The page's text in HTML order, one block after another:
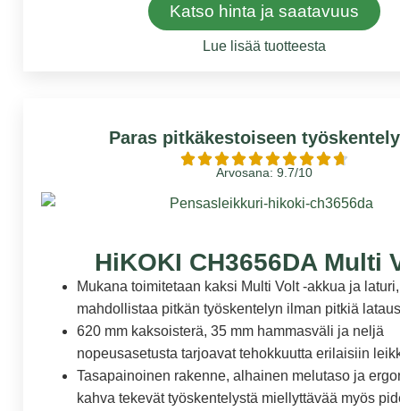
Katso hinta ja saatavuus
Lue lisää tuotteesta
Paras pitkäkestoiseen
Arvosana: 9.7/10
HiKOKI CH3656DA Multi
Mukana toimitetaan kaksi Multi Volt -akkua ja
mahdollistaa pitkän työskentelyn ilman pitkiä
620 mm kaksoisterä, 35 mm hammasväli ja neljä
nopeusasetusta tarjoavat tehokkuutta erilaisiin
Tasapainoinen rakenne, alhainen melutaso ja
kahva tekevät työskentelystä miellyttävää myös